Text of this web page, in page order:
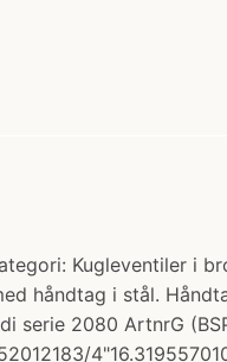
Kugleventiler
håndtag i stål.
serie 2080 ArtnrG